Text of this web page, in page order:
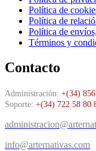
Política de
Política de
Política de
Términos y
Contacto
Administración: +(34)
Soporte: +(34) 722 58 80
info@arternativas.com